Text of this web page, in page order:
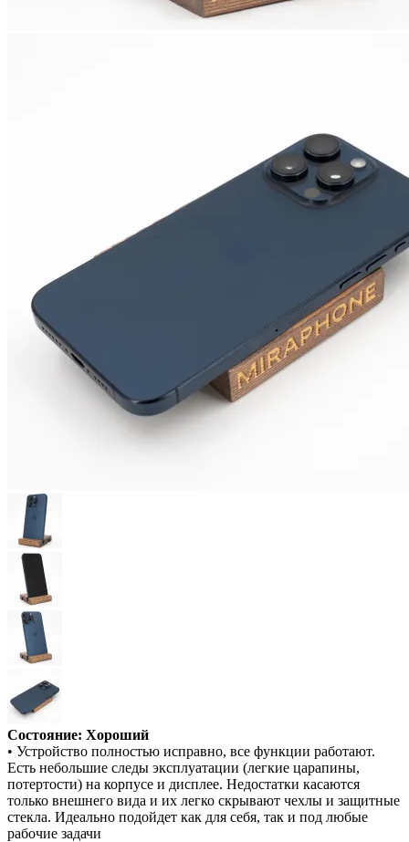
Состояние: Хороший
• Устройство полностью исправно, все функции работают.
Есть небольшие следы эксплуатации (легкие царапины,
потертости) на корпусе и дисплее. Недостатки касаются
только внешнего вида и их легко скрывают чехлы и защитные
стекла. Идеально подойдет как для себя, так и под любые
рабочие задачи